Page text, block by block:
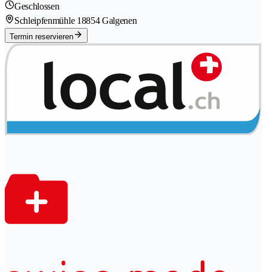
Geschlossen
Schleipfenmühle 18854 Galgenen
Termin reservieren